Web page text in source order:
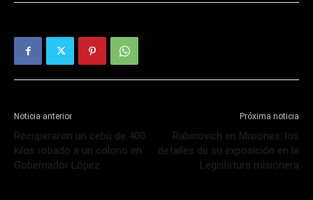
Noticia anterior
Recuperaron un cebú de 400
kilos robado a un colono en
Gobernador López
Próxima noticia
Rabinovich en Misiones: los
detalles de su exposición en la
Legislatura misionera